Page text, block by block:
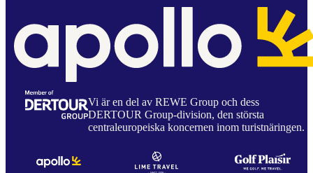
Vi är en del av REWE Group och dess
DERTOUR Group-division, den största
centraleuropeiska koncernen inom turistnäringen.